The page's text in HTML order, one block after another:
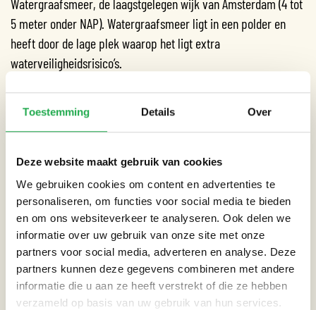
Toestemming Details Over
Deze website maakt gebruik van cookies
We gebruiken cookies om content en advertenties te
personaliseren, om functies voor social media te bieden
en om ons websiteverkeer te analyseren. Ook delen we
informatie over uw gebruik van onze site met onze
partners voor social media, adverteren en analyse. Deze
partners kunnen deze gegevens combineren met andere
informatie die u aan ze heeft verstrekt of die ze hebben
verzameld op basis van uw gebruik van hun services.
5 meter onder NAP). Watergraafsmeer ligt in een polder en
heeft door de lage plek waarop het ligt extra
waterveiligheidsrisico’s.
Om Watergraafsmeer meer te beschermen tegen een
mogelijke overstroming, is er een compartimenteringsstelsel
op verschillende punten om de wijk heen gebouwd. Met
gebieden en zo de gevolgen van een overstroming beperken
tot een bepaald gebied. Mocht er bijvoorbeeld een dijk
doorbreken bij de Weespertrekvaart, dan voorkomt een
balgstuw (een soort opblaasbare muur) dat de Amstel in de
Watergraafsmeer stroomt.
Fietstocht gaat daarna door naar het Science Park, waar we
stilstaan bij het wel of niet bouwen van woningen naast of op